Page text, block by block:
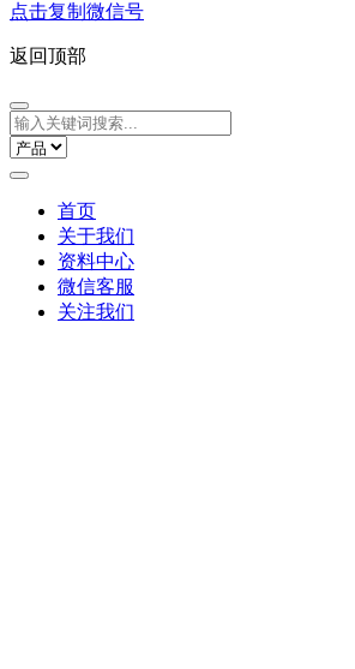
点击复制微信号
返回顶部
首页
关于我们
资料中心
微信客服
关注我们